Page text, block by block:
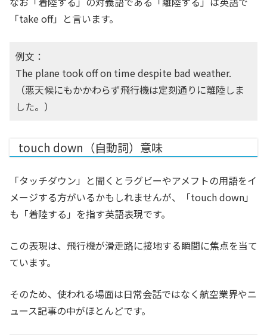
「take off」と言います。
例文：
The plane took off on time despite bad weather.
（悪天候にもかかわらず飛行機は定刻通りに離陸しま
した。）
touch down（自動詞）意味
「タッチダウン」と聞くとラグビーやアメフトの用語をイ
メージする方がいるかもしれませんが、「touch down」
も「着陸する」を指す英語表現です。
この表現は、飛行機が滑走路に接地する瞬間に焦点を当て
ています。
そのため、使われる場面は日常会話ではなく航空業界やニ
ュース記事の中がほとんどです。